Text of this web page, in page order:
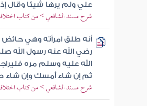
علي ولم يرها شيئا وقال
شرح مسند الشافعي > من كتاب
أنه طلق امرأته وهي
رضي الله عنه رسول الله
الله عليه وسلم مره
ثم إن شاء أمسك وإن شاء
شرح مسند الشافعي > من كتاب